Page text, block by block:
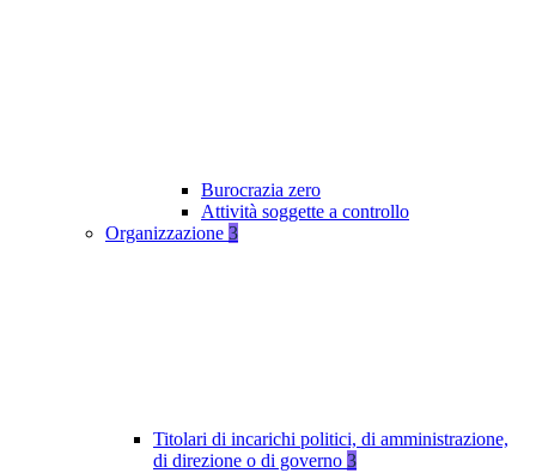
Burocrazia zero
Attività soggette a controllo
Organizzazione 3
Titolari di incarichi politici, di amministrazione,
di direzione o di governo 3